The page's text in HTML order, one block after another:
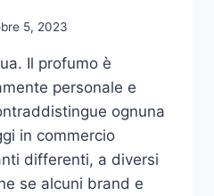
5, 2023
Il profumo è
personale e
ognuna
in commercio
differenti, a diversi
se alcuni brand e